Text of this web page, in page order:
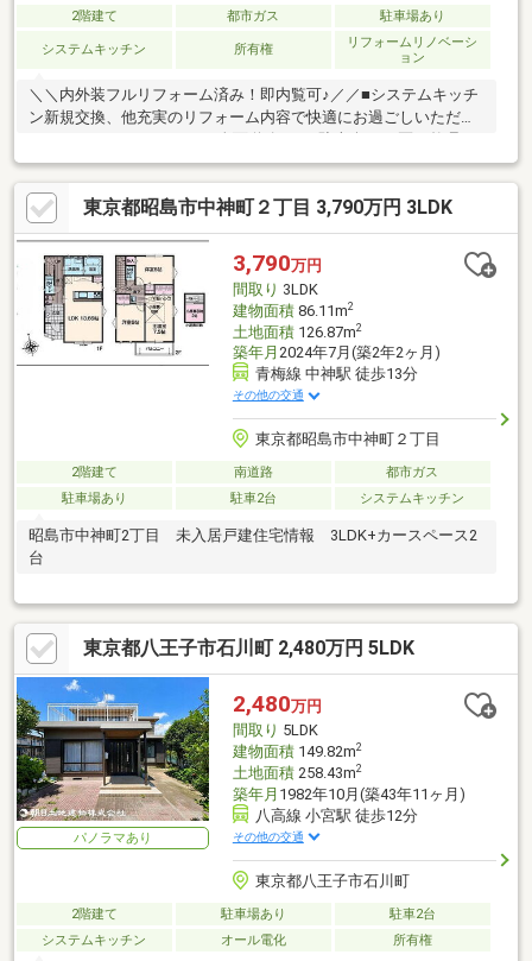
2階建て 都市ガス 駐車場あり
システムキッチン 所有権
リフォームリノベーシ
ョン
＼＼内外装フルリフォーム済み！即内覧可♪／／■システムキッチ
ン新規交換、他充実のリフォーム内容で快適にお過ごしいただけ
れた綺麗な街並み
東京都昭島市中神町２丁目 3,790万円 3LDK
3,790万円
間取り 3LDK
建物面積86.11m2
土地面積126.87m2
築年月 2024年7月(築2年2ヶ月)
青梅線 中神駅 徒歩13分
その他の交通
東京都昭島市中神町２丁目
2階建て 南道路
都市ガス
駐車場あり
駐車2台 システムキッチン
昭島市中神町2丁目 未入居戸建住宅情報 3LDK+カースペース2
台
東京都八王子市石川町 2,480万円 5LDK
パノラマあり
2,480万円
間取り 5LDK
建物面積149.82m2
土地面積258.43m2
築年月 1982年10月(築43年11ヶ月)
八高線 小宮駅 徒歩12分
その他の交通
東京都八王子市石川町
2階建て 駐車場あり
駐車2台
システムキッチン
オール電化 所有権